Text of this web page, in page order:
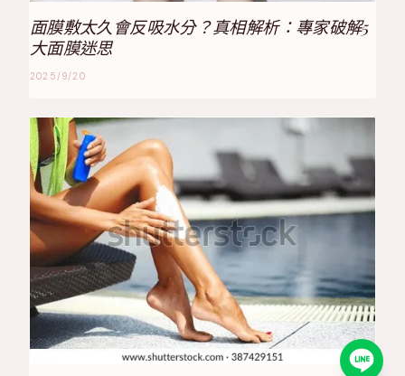
面膜敷太久會反吸水分？真相解析：專家破解5
大面膜迷思
2025/9/20